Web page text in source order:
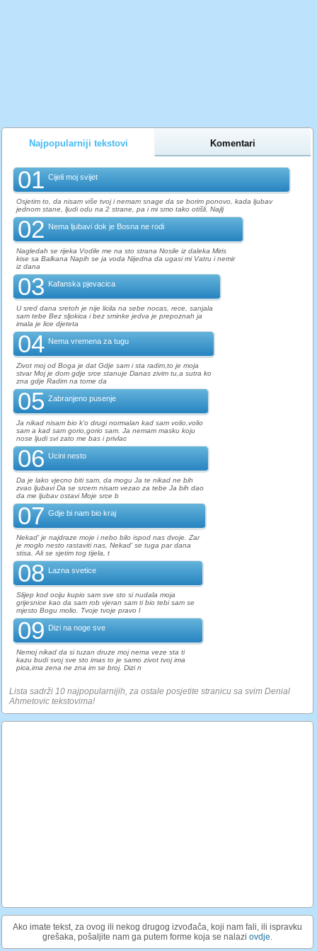
Najpopularniji tekstovi Komentari
01 Cijeli moj svijet
Osjetim to, da nisam više tvoj i nemam snage da se borim ponovo, kada ljubav
jednom stane, ljudi odu na 2 strane, pa i mi smo tako otišli. Najlj
02 Nema ljubavi dok je Bosna ne rodi
Nagledah se rijeka Vodile me na sto strana Nosile iz daleka Miris
kise sa Balkana Napih se ja voda Nijedna da ugasi mi Vatru i nemir
iz dana
03 Kafanska pjevacica
U sred dana sretoh je nije licila na sebe nocas, rece, sanjala
sam tebe Bez sljokica i bez sminke jedva je prepoznah ja
imala je lice djeteta
04 Nema vremena za tugu
Zivot moj od Boga je dat Gdje sam i sta radim,to je moja
stvar Moj je dom gdje srce stanuje Danas zivim tu,a sutra ko
zna gdje Radim na tome da
05 Zabranjeno pusenje
Ja nikad nisam bio k'o drugi normalan kad sam volio,volio
sam a kad sam gorio,gorio sam. Ja nemam masku koju
nose ljudi svi zato me bas i privlac
06 Ucini nesto
Da je lako vjecno biti sam, da mogu Ja te nikad ne bih
zvao ljubavi Da se srcem nisam vezao za tebe Ja bih dao
da me ljubav ostavi Moje srce b
07 Gdje bi nam bio kraj
Nekad' je najdraze moje i nebo bilo ispod nas dvoje. Zar
je moglo nesto rastaviti nas, Nekad' se tuga par dana
stisa. Ali se sjetim tog tijela, t
08 Lazna svetice
Slijep kod ociju kupio sam sve sto si nudala moja
grijesnice kao da sam rob vjeran sam ti bio tebi sam se
mjesto Bogu molio. Tvoje tvoje pravo l
09 Dizi na noge sve
Nemoj nikad da si tuzan druze moj nema veze sta ti
kazu budi svoj sve sto imas to je samo zivot tvoj ima
pica,ima zena ne zna im se broj. Dizi n
Lista sadrži 10 najpopularnijih, za ostale posjetite stranicu sa svim Denial
Ahmetovic tekstovima!
Ako imate tekst, za ovog ili nekog drugog izvođača, koji nam fali, ili ispravku
grešaka, pošaljite nam ga putem forme koja se nalazi ovdje.